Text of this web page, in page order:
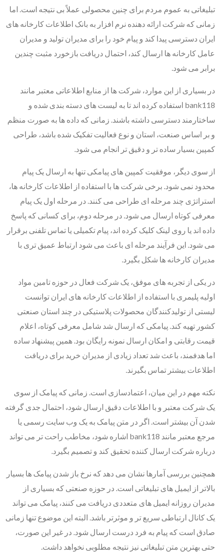
تبلیغاتی به عموم مردم برای چنین محصولی عملاً بی نتیجه است. اما
زمانی که شرکت ارائه دهنده نرم افزار به بانک اطلاعات کارخانه های
ایران دسترسی پیدا کند و پیام خود را برای مدیران تولید و مدیران
عامل کارخانه ها ارسال کند، احتمال دریافت بازخورد مثبت چندین
برابر می شود.
در بسیاری از این موارد، شرکت ها از منابع اطلاعاتی معتبر مانند
bank118 استفاده کرده اند تا به لیست های دسته بندی شده و
ساختارمند دسترسی داشته باشند. زمانی که داده ها به صورت منظم
و بر اساس صنعت، استان و نوع فعالیت تفکیک شده باشد، طراحی
کمپین بسیار ساده تر و دقیق تر انجام می شود.
از سوی دیگر، موفقیت کمپین های پیامکی تنها به ارسال یک پیام
محدود نمی شود. برخی شرکت ها با استفاده از اطلاعات کارخانه ها،
استراتژی چند مرحله ای طراحی می کنند. در مرحله اول یک پیام
معرفی کوتاه ارسال می شود. در مرحله دوم، برای کسانی که پاسخ
داده اند یا روی لینک کلیک کرده اند، پیام تکمیلی یا تماس تلفنی برقرار
می شود. این فرآیند مرحله ای باعث می شود ارتباط عمیق تری با
مدیران کارخانه ها شکل بگیرد.
در یکی از تجربه های موفق، یک شرکت فعال در حوزه تامین مواد
اولیه پلیمری با استفاده از اطلاعات کارخانه های ایران توانست
لیستی از تولیدکنندگان محصولات پلاستیکی در چند استان صنعتی
کشور تهیه کند. پیامکی که ارسال شد شامل معرفی کوتاه، اعلام
قیمت رقابتی و امکان ارسال نمونه رایگان بود. همین پیشنهاد ساده
اما هدفمند، باعث شد تعداد زیادی از مدیران خرید برای دریافت
اطلاعات بیشتر تماس بگیرند.
نکته مهم در این میان، اعتمادسازی است. زمانی که پیامک از سوی
یک شرکت معتبر و با اطلاعات دقیق ارسال شود، احتمال جدی گرفته
شدن آن بیشتر است. اگر در متن پیامک به یک وب سایت رسمی یا
مرجع معتبر مانند bank118 اشاره شود، مخاطب راحت تر می تواند
درباره شرکت ارسال کننده تحقیق کند و تصمیم بگیرد.
همچنین بررسی آمارها نشان می دهد که نرخ باز شدن پیامک ها بسیار
بالاتر از ایمیل های تبلیغاتی است. در حوزه صنعتی که بسیاری از
مدیران روزانه ایمیل های متعددی دریافت می کنند، پیامک می تواند
یک کانال ارتباطی سریع تر و موثرتر باشد. البته این موضوع تنها زمانی
صادق است که پیام به فرد درست ارسال شود. در غیر این صورت،
حتی بهترین متن تبلیغاتی نیز نتیجه مطلوبی نخواهد داشت.